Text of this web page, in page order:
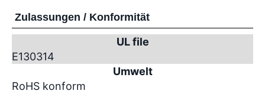
Zulassungen / Konformität
UL file
E130314
Umwelt
RoHS konform